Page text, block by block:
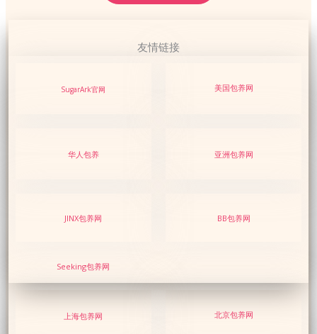
友情链接
SugarArk官网 美国包养网
华人包养 亚洲包养网
JINX包养网 BB包养网
Seeking包养网
上海包养网 北京包养网